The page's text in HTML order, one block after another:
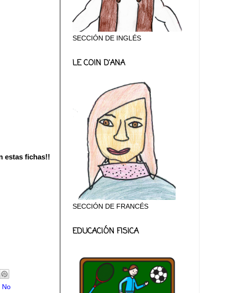
estas fichas!!
No
SECCIÓN DE INGLÉS
LE COIN D'ANA
SECCIÓN DE FRANCÉS
EDUCACIÓN FISICA